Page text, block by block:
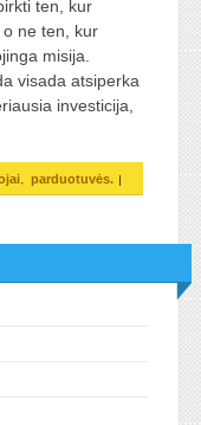
ten, kur
ne ten, kur
misija.
visada atsiperka
investicija,
, parduotuvės. |